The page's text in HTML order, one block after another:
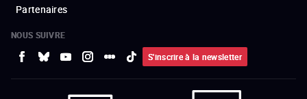
Partenaires
NOUS SUIVRE
S'inscrire à la newsletter